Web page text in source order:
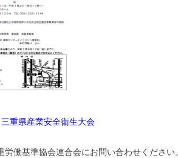
重県産業安全衛生大会
労働基準協会連合会にお問い合わせください